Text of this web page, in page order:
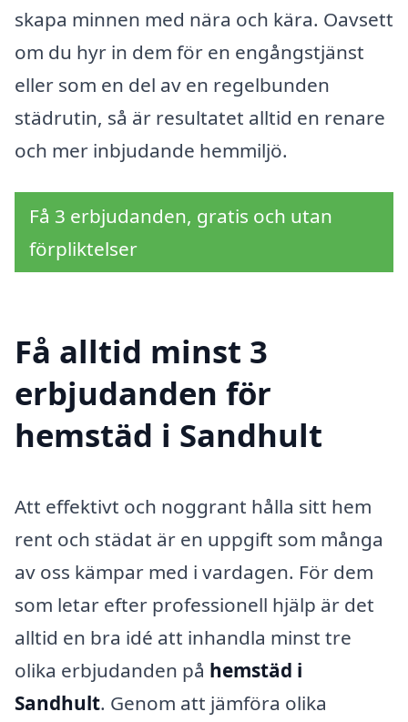
skapa minnen med nära och kära. Oavsett
om du hyr in dem för en engångstjänst
eller som en del av en regelbunden
städrutin, så är resultatet alltid en renare
och mer inbjudande hemmiljö.
Få 3 erbjudanden, gratis och utan
förpliktelser
Få alltid minst 3
erbjudanden för
hemstäd i Sandhult
Att effektivt och noggrant hålla sitt hem
rent och städat är en uppgift som många
av oss kämpar med i vardagen. För dem
som letar efter professionell hjälp är det
alltid en bra idé att inhandla minst tre
olika erbjudanden på hemstäd i
Sandhult. Genom att jämföra olika